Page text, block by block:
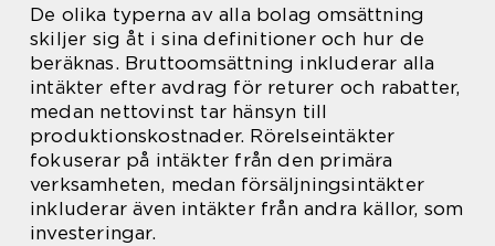
De olika typerna av alla bolag omsättning
skiljer sig åt i sina definitioner och hur de
beräknas. Bruttoomsättning inkluderar alla
intäkter efter avdrag för returer och rabatter,
medan nettovinst tar hänsyn till
produktionskostnader. Rörelseintäkter
fokuserar på intäkter från den primära
verksamheten, medan försäljningsintäkter
inkluderar även intäkter från andra källor, som
investeringar.